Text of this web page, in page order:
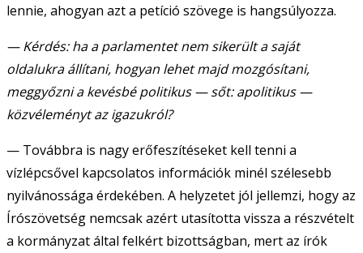
lennie, ahogyan azt a petíció szövege is hangsúlyozza.
— Kérdés: ha a parlamentet nem sikerült a saját
oldalukra állítani, hogyan lehet majd mozgósítani,
meggyőzni a kevésbé politikus — sőt: apolitikus —
közvéleményt az igazukról?
— Továbbra is nagy erőfeszítéseket kell tenni a
vízlépcsővel kapcsolatos információk minél szélesebb
nyilvánossága érdekében. A helyzetet jól jellemzi, hogy az
Írószövetség nemcsak azért utasította vissza a részvételt
a kormányzat által felkért bizottságban, mert az írók